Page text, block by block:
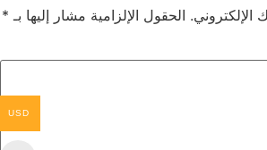
الإلكتروني. الحقول الإلزامية مشار إليها بـ *
USD